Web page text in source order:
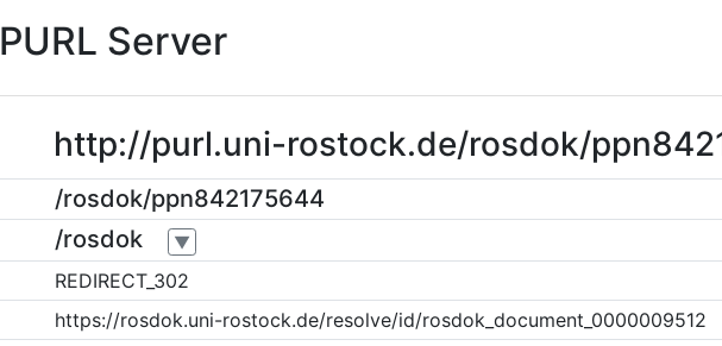
PURL Server
http://purl.uni-rostock.de/rosdok/
/rosdok/ppn842175644
/rosdok ▼
REDIRECT_302
https://rosdok.uni-rostock.de/resolve/id/rosdok_document_0000009512